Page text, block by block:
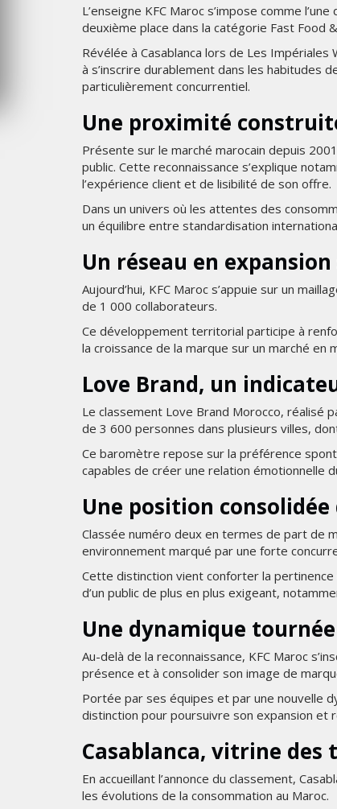
L’enseigne KFC Maroc s’impose comme
deuxième place dans la catégorie Fast Food
Révélée à Casablanca lors de Les
à s’inscrire durablement dans les habitudes
particulièrement concurrentiel.
Une proximité
Présente sur le marché marocain depuis
public. Cette reconnaissance s’explique
l’expérience client et de lisibilité de son offre.
Dans un univers où les attentes des
un équilibre entre standardisation
Un réseau en
Aujourd’hui, KFC Maroc s’appuie sur un
de 1 000 collaborateurs.
Ce développement territorial participe à
la croissance de la marque sur un marché en
Love Brand, un
Le classement Love Brand Morocco, réalisé
de 3 600 personnes dans plusieurs villes,
Ce baromètre repose sur la préférence
capables de créer une relation émotionnelle
Une position
Classée numéro deux en termes de part de
environnement marqué par une forte
Cette distinction vient conforter la
d’un public de plus en plus exigeant,
Une dynamique
Au-delà de la reconnaissance, KFC Maroc
présence et à consolider son image de
Portée par ses équipes et par une nouvelle
distinction pour poursuivre son expansion et
Casablanca, vitrine des
En accueillant l’annonce du classement,
les évolutions de la consommation au Maroc.
MARDI 4 AOÛT 2026